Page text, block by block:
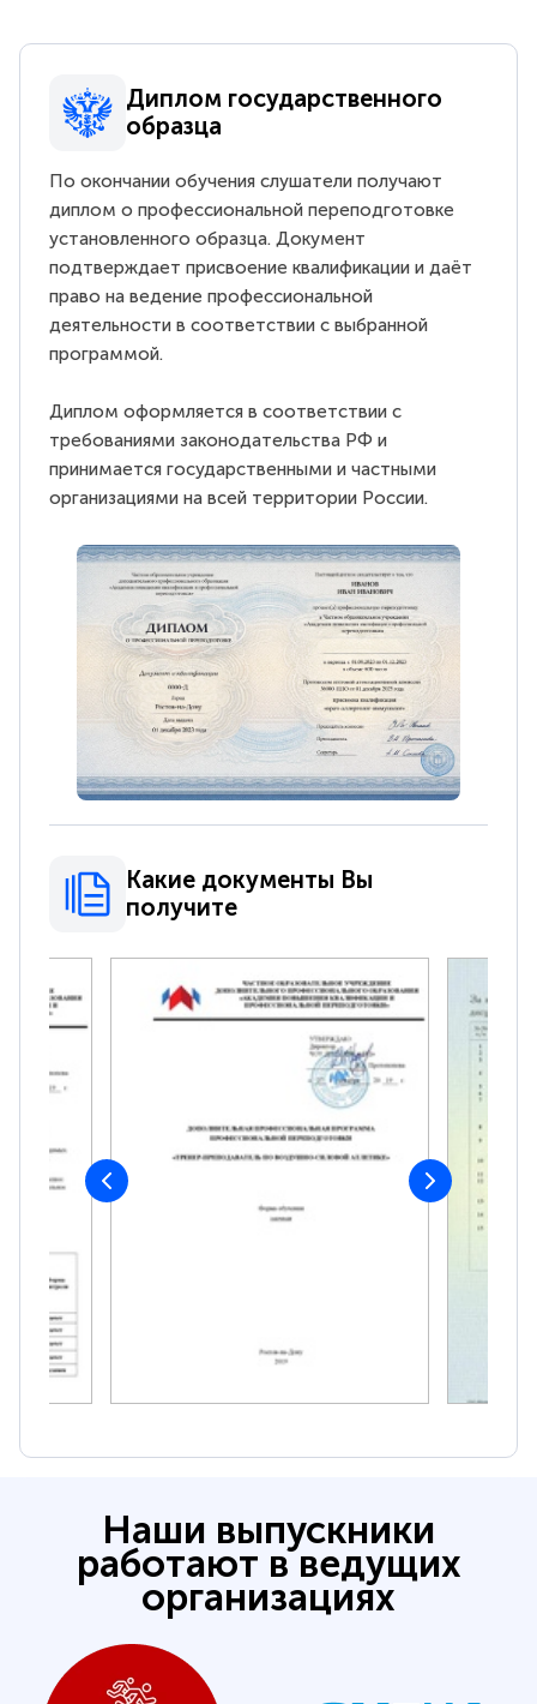
Диплом государственного
образца
По окончании обучения слушатели получают
диплом о профессиональной переподготовке
установленного образца. Документ
подтверждает присвоение квалификации и даёт
право на ведение профессиональной
деятельности в соответствии с выбранной
программой.
Диплом оформляется в соответствии с
требованиями законодательства РФ и
принимается государственными и частными
организациями на всей территории России.
Какие документы Вы
получите
Наши выпускники
работают в ведущих
организациях